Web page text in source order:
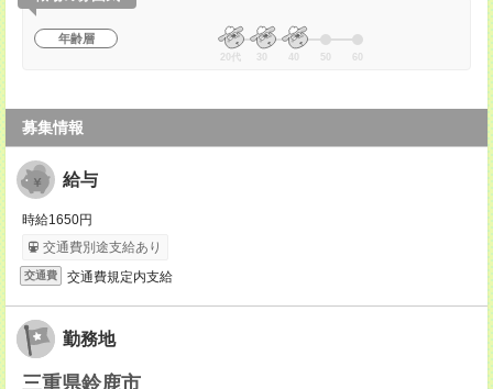
年齢層
20代 30 40 50 60
募集情報
給与
時給1650円
交通費別途支給あり
交通費 交通費規定内支給
勤務地
三重県鈴鹿市